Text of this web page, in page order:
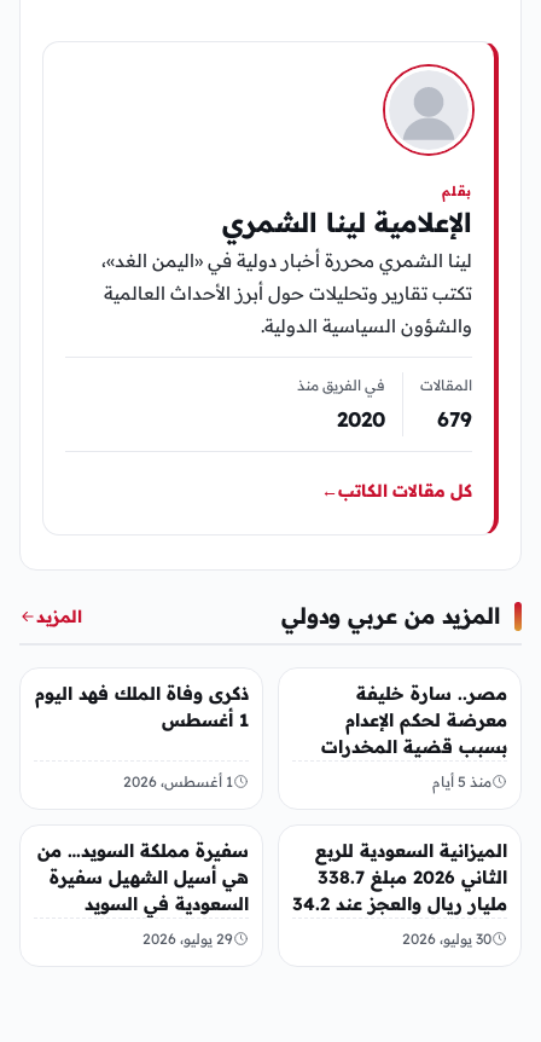
بقلم
الإعلامية لينا الشمري
لينا الشمري محررة أخبار دولية في «اليمن الغد»،
تكتب تقارير وتحليلات حول أبرز الأحداث العالمية
والشؤون السياسية الدولية.
المقالات
679
في الفريق منذ
2020
كل مقالات الكاتب←
المزيد من عربي ودولي المزيد
مصر.. سارة خليفة
معرضة لحكم الإعدام
بسبب قضية المخدرات
الكبرى
منذ 5 أيام
عربي ودولي
ذكرى وفاة الملك فهد اليوم
1 أغسطس
1 أغسطس، 2026
عربي ودولي
الميزانية السعودية للربع
الثاني 2026 مبلغ 338.7
مليار ريال والعجز عند 34.2
مليار ريال
30 يوليو، 2026
عربي ودولي
سفيرة مملكة السويد… من
هي أسيل الشهيل سفيرة
السعودية في السويد
29 يوليو، 2026